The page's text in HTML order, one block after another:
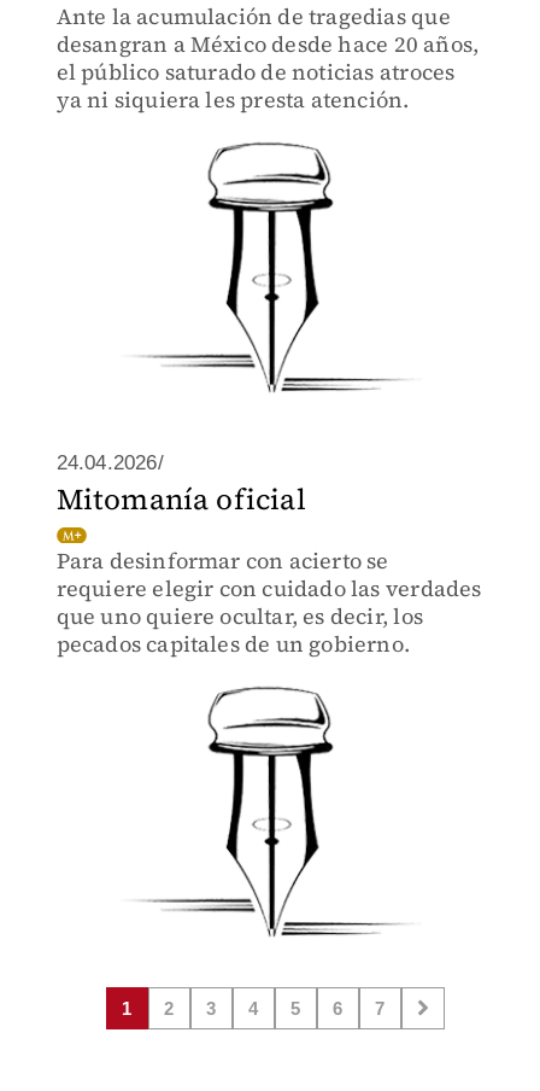
Ante la acumulación de tragedias que
desangran a México desde hace 20 años,
el público saturado de noticias atroces
ya ni siquiera les presta atención.
24.04.2026/
Mitomanía oficial
Para desinformar con acierto se
requiere elegir con cuidado las verdades
que uno quiere ocultar, es decir, los
pecados capitales de un gobierno.
1 2 3 4 5 6 7